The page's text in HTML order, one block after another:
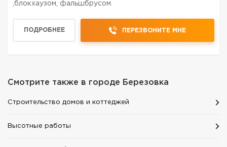
,блокхаузом, фальшбрусом.
ПОДРОБНЕЕ ПЕРЕЗВОНИТЕ МНЕ
Смотрите также в городе Березовка
Строительство домов и коттеджей
Высотные работы